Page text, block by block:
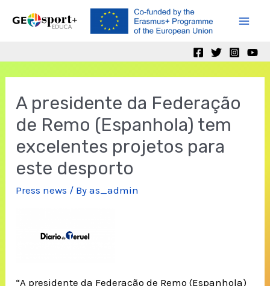
A presidente da Federação
de Remo (Espanhola) tem
excelentes projetos para
este desporto
Press news / Byas_admin
“A presidente da Federação de Remo (Espanhola)